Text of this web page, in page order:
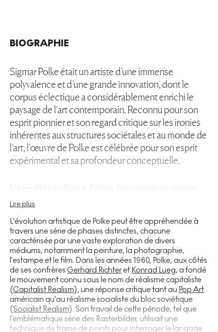
BIOGRAPHIE
Sigmar Polke était un artiste d’une immense
polyvalence et d’une grande innovation, dont le
corpus éclectique a considérablement enrichi le
paysage de l’art contemporain. Reconnu pour son
esprit pionnier et son regard critique sur les ironies
inhérentes aux structures sociétales et au monde de
l’art, l’œuvre de Polke est célébrée pour son esprit
expérimental et sa profondeur conceptuelle.
Né en 1941 en Basse-Silésie, les premières années
de Polke ont été façonnées par les bouleversements
l’Allemagne de l’Est en 1945, puis vers l’Allemagne
de l’Ouest en 1953, où Polke a terminé ses études à
la Kunstakademie Düsseldorf. C’est là qu’il a
commencé à montrer des signes précoces de son
intérêt artistique et de sa propension à repousser les
limites. Sa formation sous la tutelle d’artistes
influents tels queJoseph Beuysa fourni un terrain
fertile à sa créativité naissante.
Lire plus
L'évolution artistique de Polke peut être appréhendée à
travers une série de phases distinctes, chacune
caractérisée par une vaste exploration de divers
médiums, notamment la peinture, la photographie,
l'estampe et le film. Dans les années 1960, Polke, aux côtés
de ses confrères Gerhard Richter etKonrad Lueg, a fondé
le mouvement connu sous le nom de réalisme capitaliste
(Capitalist Realism), une réponse critique tant au Pop Art
américain qu'au réalisme socialiste du bloc soviétique
(Socialist Realism). Son travail de cette période, tel que
l'emblématique série des Rasterbilder, utilisait une
technique de trame de points pour interroger le langage